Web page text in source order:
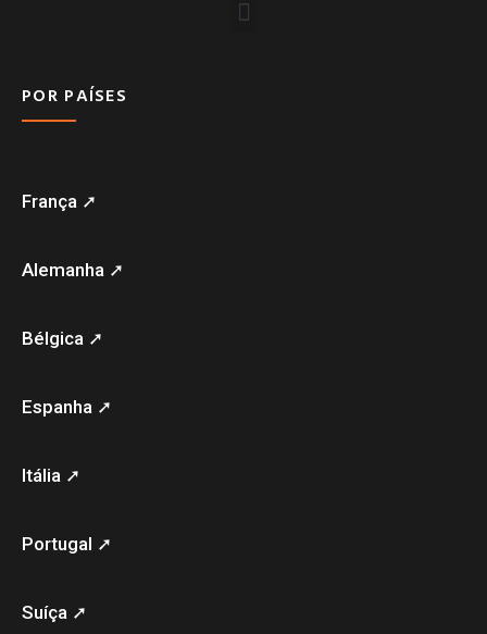
POR PAÍSES
França ➚
Alemanha ➚
Bélgica ➚
Espanha ➚
Itália ➚
Portugal ➚
Suíça ➚